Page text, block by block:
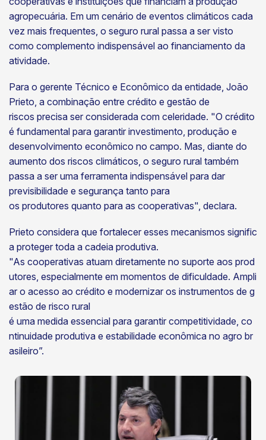
agropecuária. Em um cenário de eventos climáticos cada
vez mais frequentes, o seguro rural passa a ser visto
como complemento indispensável ao financiamento da
atividade.
Para o gerente Técnico e Econômico da entidade, João
Prieto, a combinação entre crédito e gestão de
riscos precisa ser considerada com celeridade. "O crédito
é fundamental para garantir investimento, produção e
desenvolvimento econômico no campo. Mas, diante do
aumento dos riscos climáticos, o seguro rural também
passa a ser uma ferramenta indispensável para dar
previsibilidade e segurança tanto para
os produtores quanto para as cooperativas", declara.
Prieto considera que fortalecer esses mecanismos signific
a proteger toda a cadeia produtiva.
"As cooperativas atuam diretamente no suporte aos prod
utores, especialmente em momentos de dificuldade. Ampli
ar o acesso ao crédito e modernizar os instrumentos de g
estão de risco rural
é uma medida essencial para garantir competitividade, co
ntinuidade produtiva e estabilidade econômica no agro br
asileiro”.